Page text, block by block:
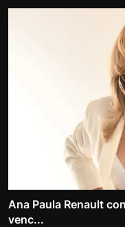
Ana Paula Renault
venc...